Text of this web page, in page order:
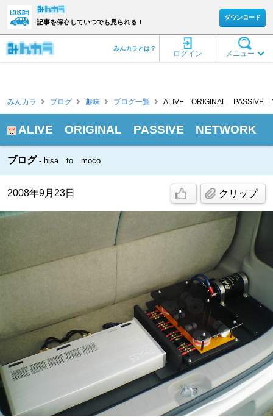
記事を保存していつでも見られる！
ダウンロード
メニュー
ログイン
みんカラとは？
みんカラ ブログ 趣味 ブログ一覧 ALIVE ORIGINAL PASSIVE
ALIVE ORIGINAL PASSIVE NETWORK
ブログ hisa to moco
2008年9月23日 クリップ